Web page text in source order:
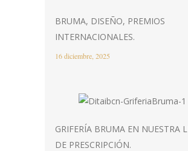
BRUMA, DISEÑO, PREMIOS
INTERNACIONALES.
16 diciembre, 2025
GRIFERÍA BRUMA EN NUESTRA
DE PRESCRIPCIÓN.